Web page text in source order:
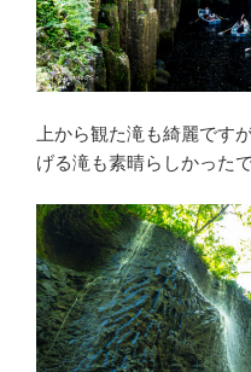
上から観た滝も綺麗です
げる滝も素晴らしかった